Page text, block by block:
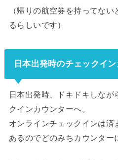
（帰りの航空券を持ってな
るらしいです）
日本出発時のチェックイ
日本出発時、ドキドキしなが
クインカウンターへ。
オンラインチェックインは
あるのでどのみちカウンター